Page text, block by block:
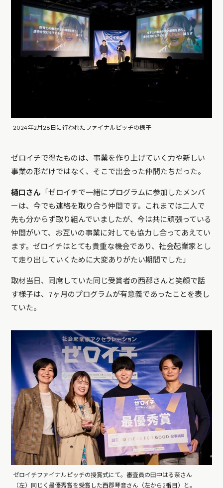
2024年2月28日に行われたファイナルピッチの様子
ゼロイチで得たものは、事業を作り上げていく力や新しい
事業の形だけではなく、そこで出会った仲間たちだった。
樋口さん 「ゼロイチで一緒にプログラムに参加したメンバ
ーは、今でも連絡を取り合う仲間です。これまでは二人で
先も分からず取り組んでいましたが、今は共に頑張っている
仲間がいて、お互いの事業に対しても協力し合ってあえてい
ます。ゼロイチはとても貴重な機会であり、社会起業家とし
て走り出していくために大変ありがたい期間でした」
取材当日、同席していた同じ受賞者の西郡さんと笑顔で話
す様子は、7ヶ月のプログラムが有意義であったことを表し
ていた。
ゼロイチファイナルピッチの授賞式にて。審査員の田中はる奈さん
（左）同じく最優秀賞を受賞した西郡琴音さん（左から2番目）と。